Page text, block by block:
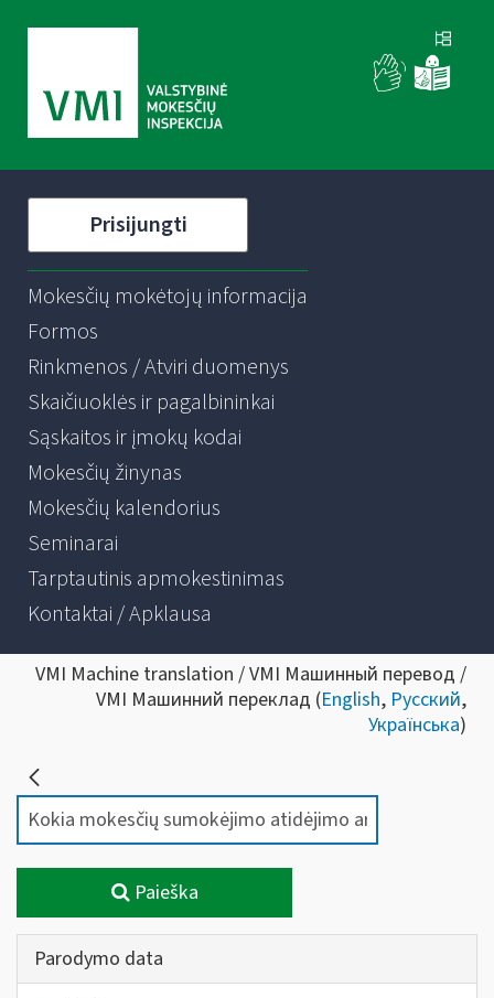
Prisijungti
Mokesčių mokėtojų informacija
Formos
Rinkmenos / Atviri duomenys
Skaičiuoklės ir pagalbininkai
Sąskaitos ir įmokų kodai
Mokesčių žinynas
Mokesčių kalendorius
Seminarai
Tarptautinis apmokestinimas
Kontaktai / Apklausa
VMI Machine translation / VMI Машинный перевод /
VMI Машинний переклад (English, Русский,
Українська)
Paieška
Parodymo data